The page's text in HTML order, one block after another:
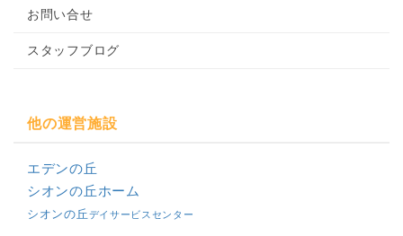
お問い合せ
スタッフブログ
他の運営施設
エデンの丘
シオンの丘ホーム
シオンの丘デイサービスセンター